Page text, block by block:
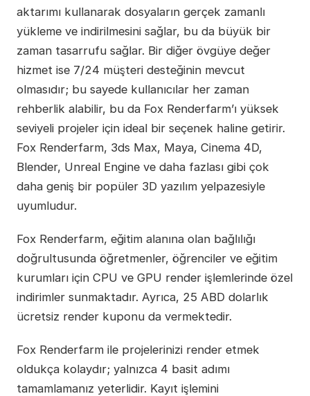
aktarımı kullanarak dosyaların gerçek zamanlı
yükleme ve indirilmesini sağlar, bu da büyük bir
zaman tasarrufu sağlar. Bir diğer övgüye değer
hizmet ise 7/24 müşteri desteğinin mevcut
olmasıdır; bu sayede kullanıcılar her zaman
rehberlik alabilir, bu da Fox Renderfarm’ı yüksek
seviyeli projeler için ideal bir seçenek haline getirir.
Fox Renderfarm, 3ds Max, Maya, Cinema 4D,
Blender, Unreal Engine ve daha fazlası gibi çok
daha geniş bir popüler 3D yazılım yelpazesiyle
uyumludur.
Fox Renderfarm, eğitim alanına olan bağlılığı
doğrultusunda öğretmenler, öğrenciler ve eğitim
kurumları için CPU ve GPU render işlemlerinde özel
indirimler sunmaktadır. Ayrıca, 25 ABD dolarlık
ücretsiz render kuponu da vermektedir.
Fox Renderfarm ile projelerinizi render etmek
oldukça kolaydır; yalnızca 4 basit adımı
tamamlamanız yeterlidir. Kayıt işlemini